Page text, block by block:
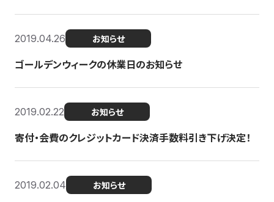
2019.04.26 お知らせ
ゴールデンウィークの休業日のお知らせ
2019.02.22 お知らせ
寄付・会費のクレジットカード決済手数料引き下げ決定！
2019.02.04 お知らせ